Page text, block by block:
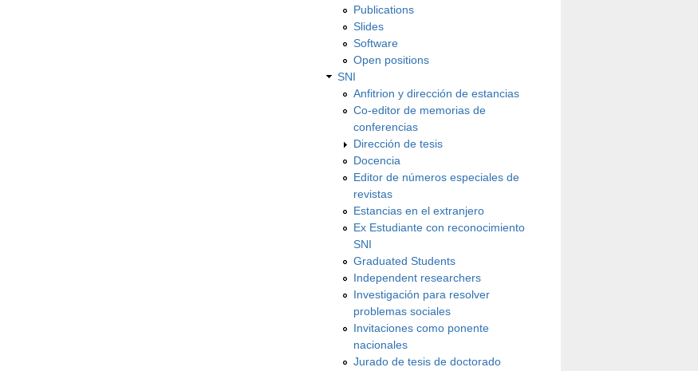
Publications
Slides
Software
Open positions
SNI
Anfitrion y dirección de estancias
Co-editor de memorias de
conferencias
Dirección de tesis
Docencia
Editor de números especiales de
revistas
Estancias en el extranjero
Ex Estudiante con reconocimiento
SNI
Graduated Students
Independent researchers
Investigación para resolver
problemas sociales
Invitaciones como ponente
nacionales
Jurado de tesis de doctorado